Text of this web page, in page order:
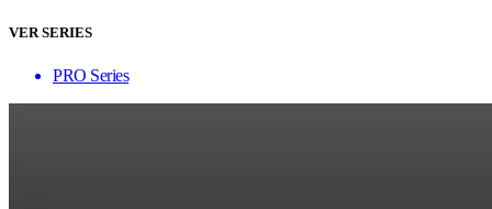
VER SERIES
PRO Series